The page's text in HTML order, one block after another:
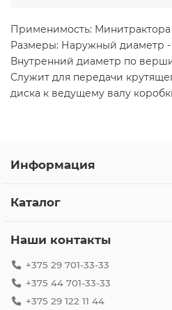
Применимость: Минитрактора
Размеры: Наружный диаметр
Внутренний диаметр по
Служит для передачи
диска к ведущему валу
Информация
Каталог
Наши контакты
+375 29 701-33-33
+375 44 701-33-33
+375 29 122 11 44